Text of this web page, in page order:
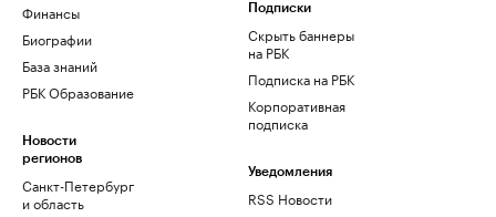
Финансы
Биографии
База знаний
РБК Образование
Новости
регионов
Санкт-Петербург
и область
Подписки
Скрыть баннеры
на РБК
Подписка на РБК
Корпоративная
подписка
Уведомления
RSS Новости